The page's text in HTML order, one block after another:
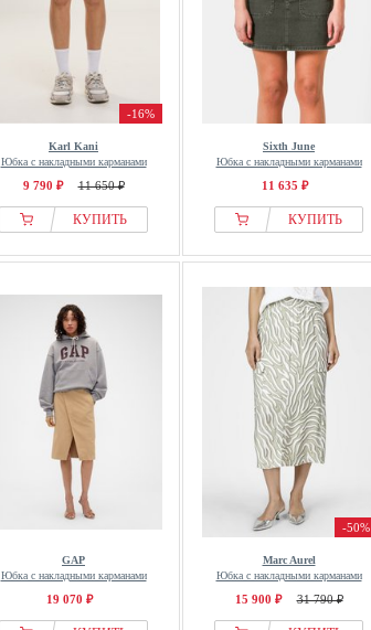
-16%
Karl Kani
Юбка с накладными карманами
9 790 ₽ 11 650 ₽
КУПИТЬ
Sixth June
Юбка с накладными карманами
11 635 ₽
КУПИТЬ
GAP
Юбка с накладными карманами
19 070 ₽
-50%
Marc Aurel
Юбка с накладными карманами
15 900 ₽ 31 790 ₽